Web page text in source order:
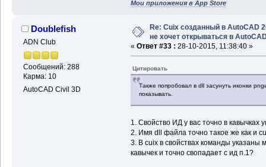
Мои приложения в App Store
Doublefish
ADN Club
Сообщений: 288
Карма: 10
AutoCAD Civil 3D
Re: Cuix созданный в AutoCAD
не хочет открываться в
« Ответ #33 : 28-10-2015, 11:38:40 »
Цитировать
Также попробовал в dll засунуть иконки
показывать.
1. Свойство ИД у вас точно в кавычках
2. Имя dll файла точно такое же как и
3. В cuix в свойствах команды
кавычек и точно свопадает с ид п.1?